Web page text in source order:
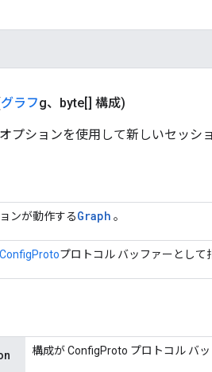
グラフg、byte[] 構成)
プションを使用して新しいセッシ
ンが動作するGraph 。
ConfigProtoプロトコル バッファーとし
構成が ConfigProto プロトコル バ